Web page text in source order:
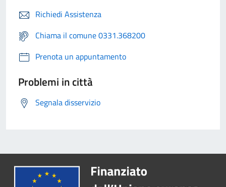
Richiedi Assistenza
Chiama il comune 0331.368200
Prenota un appuntamento
Problemi in città
Segnala disservizio